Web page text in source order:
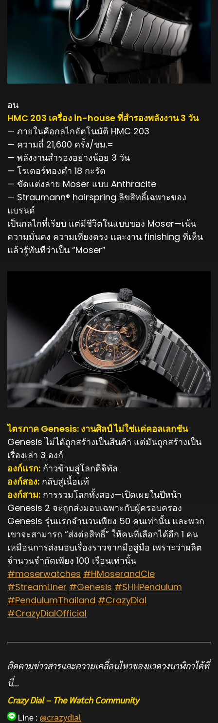
อน
HMC 203 เครื่อง in-house ที่สำรองพลังงาน 3 วัน
— ภายในคือกลไกอัตโนมัติ HMC 203
— ความถี่ 21,600 ครั้ง/ชม.=
— พลังงานสำรองอย่างน้อย 3 วัน
— โรเตอร์ทองคำ 18 กะรัต
— ขัดแต่งลาย Moser แบบ Anthracite
— Straumann® hairspring ลิขสิทธิ์เฉพาะของ
แบรนด์
เป็นกลไกที่เรียบ แต่มีชีวิตในแบบของ Moser—เน้น
ความมั่นคง ความเที่ยงตรง และงาน finishing ที่เห็น
แล้วรู้ทันทีว่าเป็น “Moser”
ไตรภาค Genesis: งานศิลป์ ไม่ใช่แค่คอลเลกชัน
Genesis ไม่ได้ถูกสร้างเป็นสินค้า แต่มันถูกสร้างเป็น
เรื่องเล่า 3 องก์
องก์แรก: ก้าวข้ามสู่โลกดิจิทัล
องก์สอง: กลับสู่เนื้อแท้
องก์สาม: การรวมโลกทั้งสอง—เปิดเผยในปีหน้า
Genesis 2 จะถูกส่งมอบเฉพาะกับผู้ครอบครอง
Genesis รุ่นแรกจำนวนเพียง 50 คนเท่านั้น และพวก
เขาจะสามารถ “ส่งต่อสิทธิ์” ให้คนที่เลือกได้อีก 1 คน
เหมือนการส่งมอบเรื่องราวจากมือสู่มือ เพราะว่าผลิต
จำนวนจำกัดเพียง 100 เรือนเท่านั้น
#moserwatches #HMoserandCie
#StreamLiner #Genesis #SHHPendulum
#PendulumThailand #CrazyDial
#CrazyDialOfficial
ติดตามข่าวสารและความเคลื่อนไหวของแวดวงนาฬิกาได้ที่
นี่…
Crazy Dial – The Watch Community
Line : @crazydial